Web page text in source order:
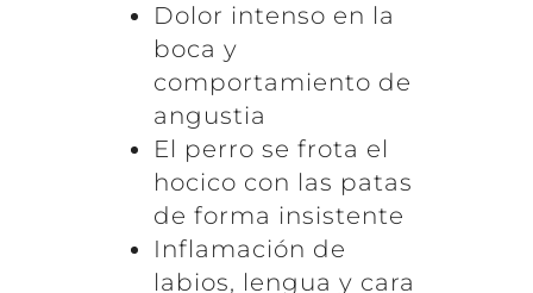
Dolor intenso en la
boca y
comportamiento de
angustia
El perro se frota el
hocico con las patas
de forma insistente
Inflamación de
labios, lengua y cara